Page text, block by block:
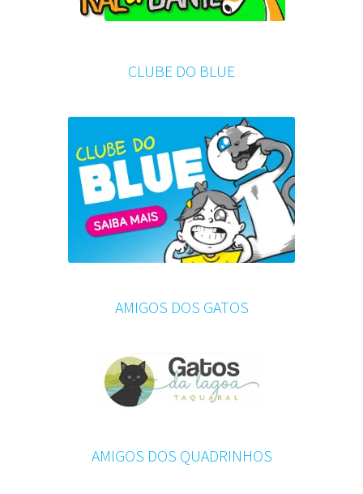
CLUBE DO BLUE
AMIGOS DOS GATOS
AMIGOS DOS QUADRINHOS